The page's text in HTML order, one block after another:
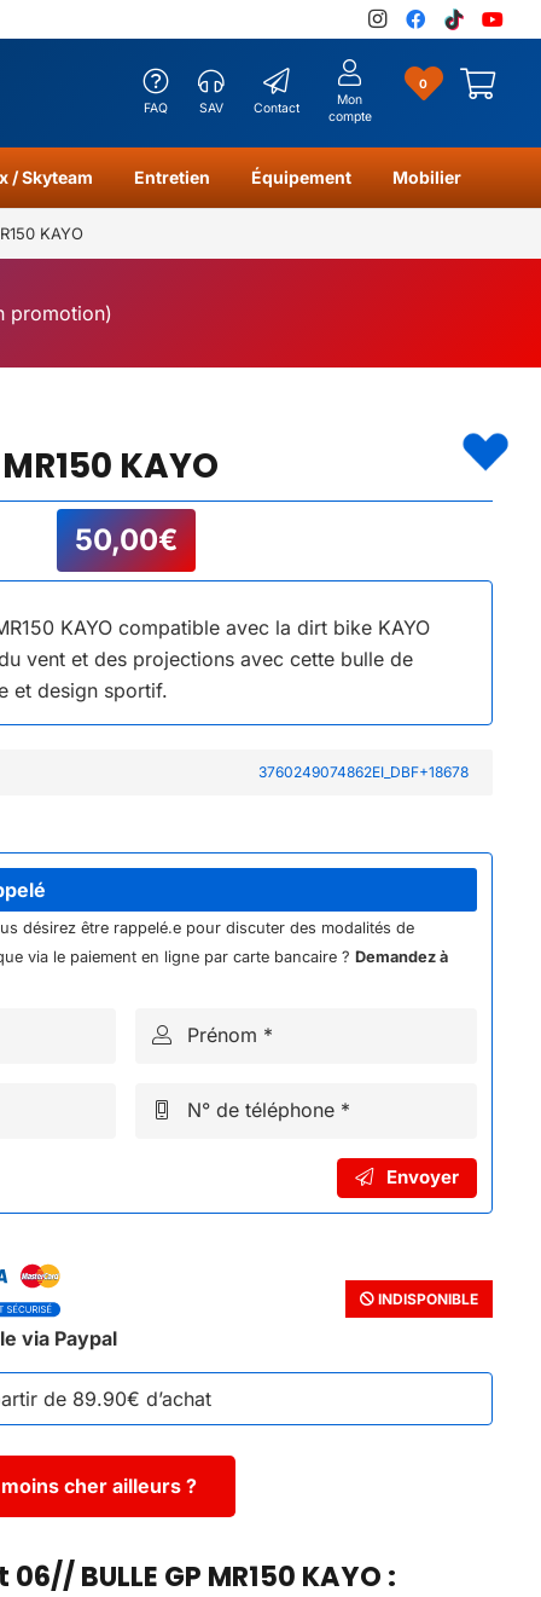
FAQ SAV Contact
Mon
compte
0
/ Skyteam Entretien Équipement Mobilier
KAYO
promotion)
KAYO
50,00€
KAYO compatible avec la dirt bike KAYO
vent et des projections avec cette bulle de
et design sportif.
3760249074862EI_DBF+18678
désirez être rappelé.e pour discuter des modalités de
via le paiement en ligne par carte bancaire ? Demandez à
Prénom *
N° de téléphone *
Envoyer
INDISPONIBLE
via Paypal
de 89.90€ d’achat
cher ailleurs ?
BULLE GP MR150 KAYO :